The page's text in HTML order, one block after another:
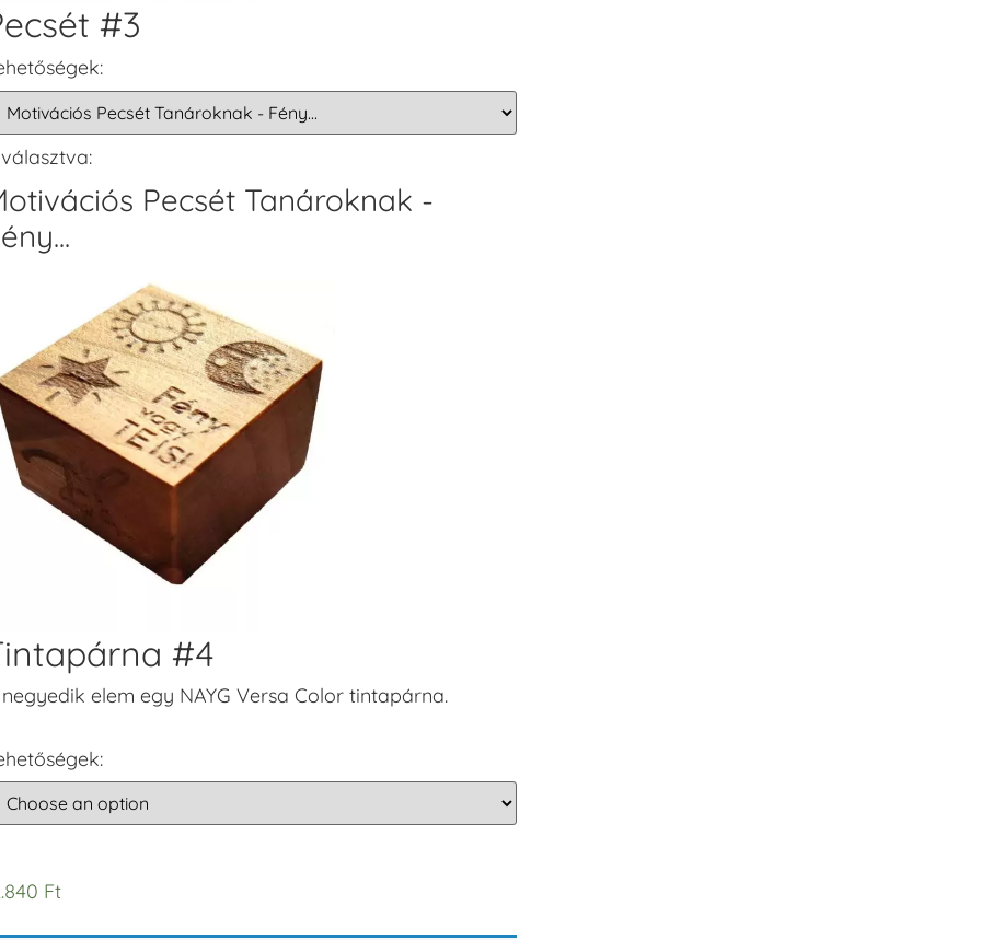
#3
Pecsét Tanároknak -
#4
elem egy NAYG Versa Color tintapárna.
Ft